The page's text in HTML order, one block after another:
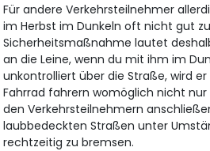
Für andere Verkehrsteilnehmer
im Herbst im Dunkeln oft nicht gut
Sicherheitsmaßnahme lautet
an die Leine, wenn du mit ihm im
unkontrolliert über die Straße, wird
Fahrrad fahrern womöglich nicht
den Verkehrsteilnehmern
laubbedeckten Straßen unter
rechtzeitig zu bremsen.